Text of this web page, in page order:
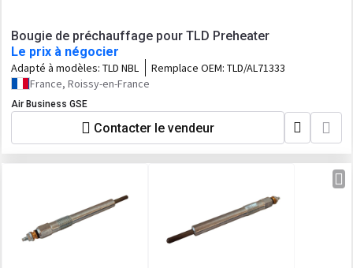
Bougie de préchauffage pour TLD Preheater
Le prix à négocier
Adapté à modèles: TLD NBL Remplace OEM: TLD/AL71333
France, Roissy-en-France
Air Business GSE
Contacter le vendeur